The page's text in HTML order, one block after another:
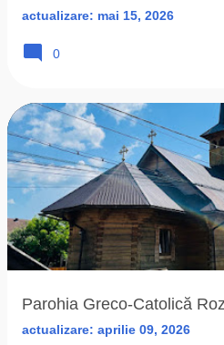
actualizare: mai 15, 2026
0
Parohia Greco-Catolică
actualizare: aprilie 09, 2026